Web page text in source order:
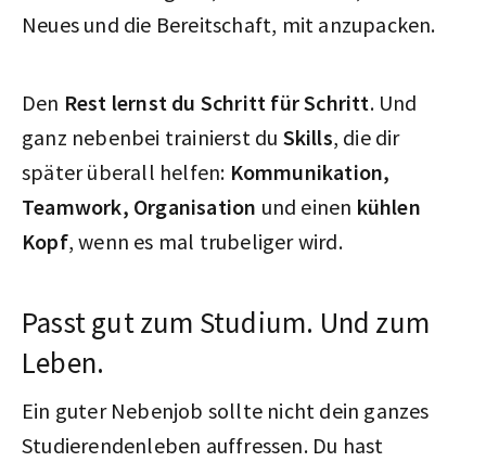
Neues und die Bereitschaft, mit anzupacken.
Den Rest lernst du Schritt für Schritt. Und
ganz nebenbei trainierst du Skills, die dir
später überall helfen: Kommunikation,
Teamwork, Organisation und einen kühlen
Kopf, wenn es mal trubeliger wird.
Passt gut zum Studium. Und zum
Leben.
Ein guter Nebenjob sollte nicht dein ganzes
Studierendenleben auffressen. Du hast